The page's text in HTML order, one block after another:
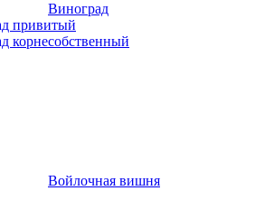
Виноград
привитый
корнесобственный
Войлочная вишня